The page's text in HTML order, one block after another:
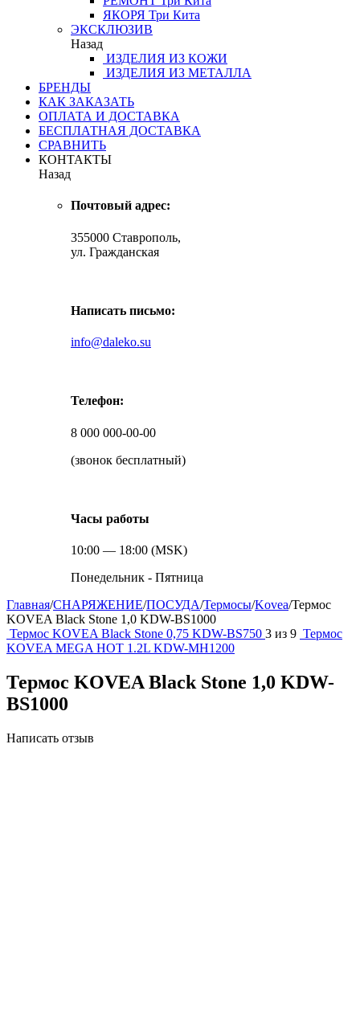
ЯКОРЯ Три Кита
ЭКСКЛЮЗИВ
Назад
ИЗДЕЛИЯ ИЗ КОЖИ
ИЗДЕЛИЯ ИЗ МЕТАЛЛА
БРЕНДЫ
КАК ЗАКАЗАТЬ
ОПЛАТА И ДОСТАВКА
БЕСПЛАТНАЯ ДОСТАВКА
СРАВНИТЬ
КОНТАКТЫ
Назад
Почтовый адрес:
355000 Ставрополь,
ул. Гражданская
Написать письмо:
info@daleko.su
Телефон:
8 000 000-00-00
(звонок бесплатный)
Часы работы
10:00 — 18:00 (MSK)
Понедельник - Пятница
Главная/СНАРЯЖЕНИЕ/ПОСУДА/Термосы/Kovea/Термос
KOVEA Black Stone 1,0 KDW-BS1000
Термос KOVEA Black Stone 0,75 KDW-BS750 3 из 9 Термос
KOVEA MEGA HOT 1.2L KDW-MH1200
Термос KOVEA Black Stone 1,0 KDW-
BS1000
Написать отзыв